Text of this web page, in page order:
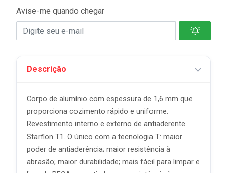
Avise-me quando chegar
Descrição
Corpo de alumínio com espessura de 1,6 mm que
proporciona cozimento rápido e uniforme.
Revestimento interno e externo de antiaderente
Starflon T1. O único com a tecnologia T: maior
poder de antiaderência; maior resistência à
abrasão; maior durabilidade; mais fácil para limpar e